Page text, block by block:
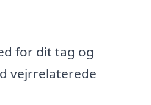
for dit tag og
vejrrelaterede